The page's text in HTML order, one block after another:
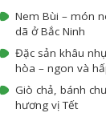
Nem Bùi – món
dã ở Bắc Ninh
Đặc sản khâu
hòa – ngon và
Giò chả, bánh
hương vị Tết